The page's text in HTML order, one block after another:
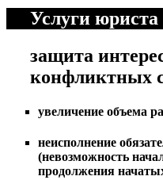
Услуги
защита
конфликтных
увеличение объема
неисполнение
(невозможность
продолжения